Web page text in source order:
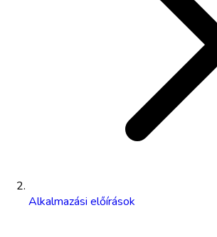
Alkalmazási előírások